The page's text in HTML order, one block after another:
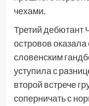
чехами.
Третий дебютант
островов
словенским
уступила с
второй встрече
соперничать с